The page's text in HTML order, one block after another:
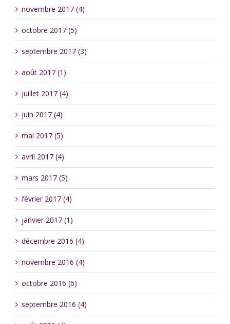
novembre 2017 (4)
octobre 2017 (5)
septembre 2017 (3)
août 2017 (1)
juillet 2017 (4)
juin 2017 (4)
mai 2017 (5)
avril 2017 (4)
mars 2017 (5)
février 2017 (4)
janvier 2017 (1)
décembre 2016 (4)
novembre 2016 (4)
octobre 2016 (6)
septembre 2016 (4)